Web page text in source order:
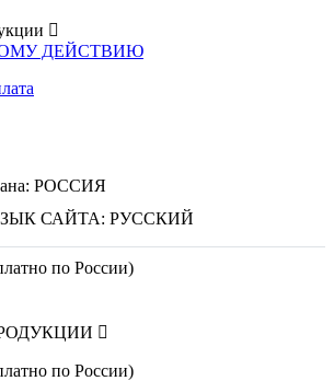
ДЕЙСТВИЮ
РОССИЯ
САЙТА: РУССКИЙ
по России)
по России)